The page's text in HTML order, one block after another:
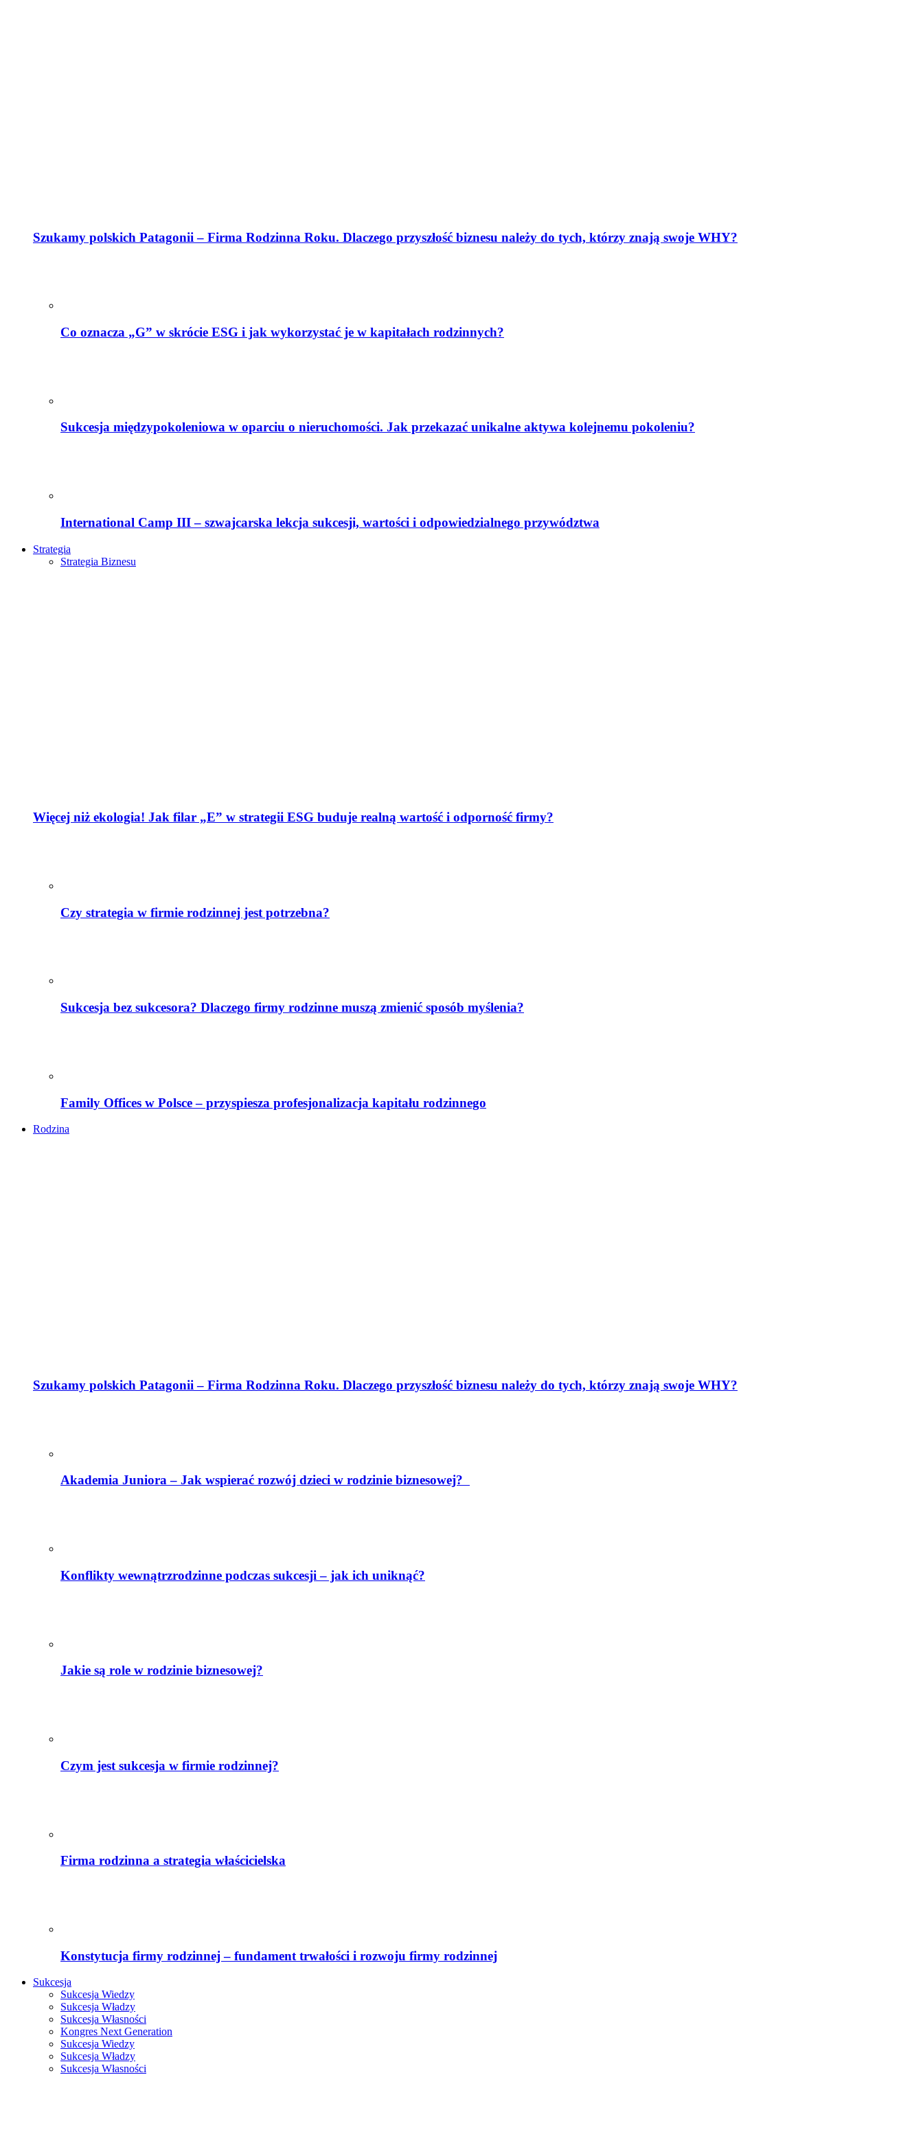
Szukamy polskich Patagonii – Firma Rodzinna Roku. Dlaczego przyszłość biznesu należy do tych, którzy znają swoje WHY?
Co oznacza „G” w skrócie ESG i jak wykorzystać je w kapitałach rodzinnych?
Sukcesja międzypokoleniowa w oparciu o nieruchomości. Jak przekazać unikalne aktywa kolejnemu pokoleniu?
International Camp III – szwajcarska lekcja sukcesji, wartości i odpowiedzialnego przywództwa
Strategia
Strategia Biznesu
Więcej niż ekologia! Jak filar „E” w strategii ESG buduje realną wartość i odporność firmy?
Czy strategia w firmie rodzinnej jest potrzebna?
Sukcesja bez sukcesora? Dlaczego firmy rodzinne muszą zmienić sposób myślenia?
Family Offices w Polsce – przyspiesza profesjonalizacja kapitału rodzinnego
Rodzina
Szukamy polskich Patagonii – Firma Rodzinna Roku. Dlaczego przyszłość biznesu należy do tych, którzy znają swoje WHY?
Akademia Juniora – Jak wspierać rozwój dzieci w rodzinie biznesowej?
Konflikty wewnątrzrodzinne podczas sukcesji – jak ich uniknąć?
Jakie są role w rodzinie biznesowej?
Czym jest sukcesja w firmie rodzinnej?
Firma rodzinna a strategia właścicielska
Konstytucja firmy rodzinnej – fundament trwałości i rozwoju firmy rodzinnej
Sukcesja
Sukcesja Wiedzy
Sukcesja Władzy
Sukcesja Własności
Kongres Next Generation
Sukcesja Wiedzy
Sukcesja Władzy
Sukcesja Własności